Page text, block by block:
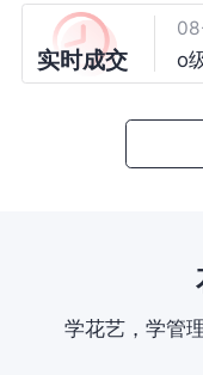
实时成交
级
o
级
o
卡
学花艺，学管